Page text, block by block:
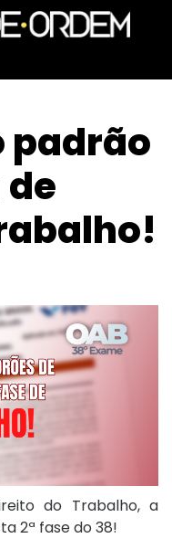
padrão
do Trabalho, a
2ª fase do 38!